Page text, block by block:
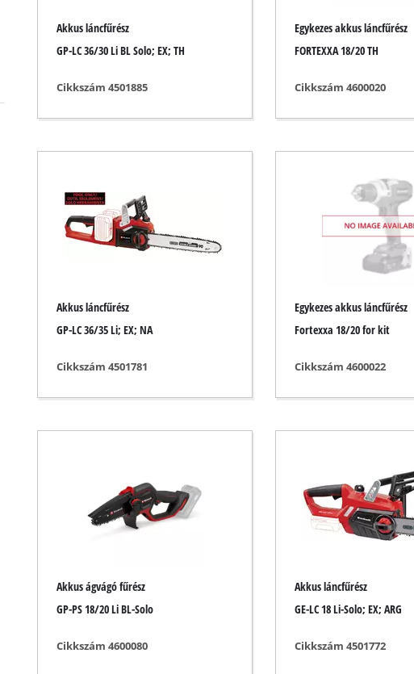
Dupla köszörű
Excentercsiszoló
Rezgő csiszoló
Fal- / padlócsiszoló
Egyéb csiszológépek
Csiszoló / gravírozó szerszámok
Elektromos kompresszorok
Sűrített levegős berendezések
Autó kompresszorok
Multifunkcionális szerszámok
Autótechnika
Benzines írtóboronák
Elektromos láncfűrész
Nagynyomású tisztítók
Akkus láncfűrész
GP-LC 36/30 Li BL Solo; EX; TH
Cikkszám 4501885
Egykezes akkus láncfűrész
FORTEXXA 18/20 TH
Cikkszám 4600020
Akkus láncfűrész
GP-LC 36/35 Li; EX; NA
Cikkszám 4501781
Egykezes akkus láncfűrész
Fortexxa 18/20 for kit
Cikkszám 4600022
Akkus ágvágó fűrész
GP-PS 18/20 Li BL-Solo
Cikkszám 4600080
Akkus láncfűrész
GE-LC 18 Li-Solo; EX; ARG
Cikkszám 4501772